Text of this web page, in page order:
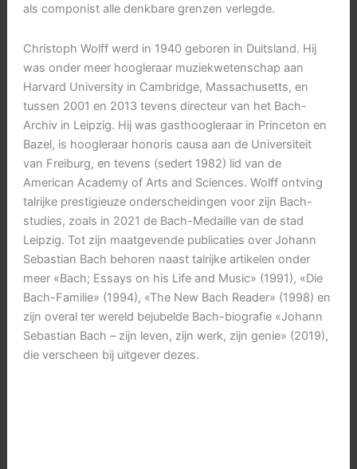
als componist alle denkbare grenzen verlegde.
Christoph Wolff werd in 1940 geboren in Duitsland. Hij
was onder meer hoogleraar muziekwetenschap aan
Harvard University in Cambridge, Massachusetts, en
tussen 2001 en 2013 tevens directeur van het Bach-
Archiv in Leipzig. Hij was gasthoogleraar in Princeton en
Bazel, is hoogleraar honoris causa aan de Universiteit
van Freiburg, en tevens (sedert 1982) lid van de
American Academy of Arts and Sciences. Wolff ontving
talrijke prestigieuze onderscheidingen voor zijn Bach-
studies, zoals in 2021 de Bach-Medaille van de stad
Leipzig. Tot zijn maatgevende publicaties over Johann
Sebastian Bach behoren naast talrijke artikelen onder
meer «Bach; Essays on his Life and Music» (1991), «Die
Bach-Familie» (1994), «The New Bach Reader» (1998) en
zijn overal ter wereld bejubelde Bach-biografie «Johann
Sebastian Bach – zijn leven, zijn werk, zijn genie» (2019),
die verscheen bij uitgever dezes.